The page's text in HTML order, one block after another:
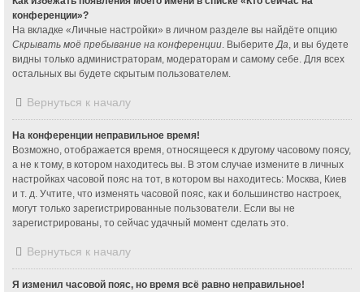
конференции»?
На вкладке «Личные настройки» в личном разделе вы найдёте опцию
Скрывать моё пребывание на конференции . Выберите Да , и вы будете
видны только администраторам, модераторам и самому себе. Для всех
остальных вы будете скрытым пользователем.
Вернуться к началу
На конференции неправильное время!
Возможно, отображается время, относящееся к другому часовому поясу,
а не к тому, в котором находитесь вы. В этом случае измените в личных
настройках часовой пояс на тот, в котором вы находитесь: Москва, Киев
и т. д. Учтите, что изменять часовой пояс, как и большинство настроек,
могут только зарегистрированные пользователи. Если вы не
зарегистрированы, то сейчас удачный момент сделать это.
Вернуться к началу
Я изменил часовой пояс, но время всё равно неправильное!